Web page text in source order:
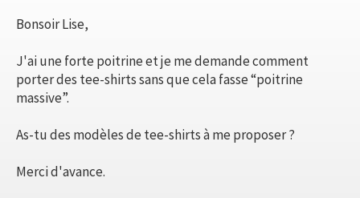
Bonsoir Lise,
J'ai une forte poitrine et je me demande comment
porter des tee-shirts sans que cela fasse “poitrine
massive”.
As-tu des modèles de tee-shirts à me proposer ?
Merci d'avance.